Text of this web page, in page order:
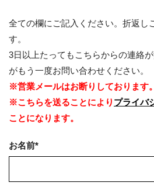
全ての欄にご記入ください。折返し
す。
3日以上たってもこちらからの連絡
がもう一度お問い合わせください。
※営業メールはお断りしております。
※こちらを送ることにより プライバ
ことになります。
お名前*